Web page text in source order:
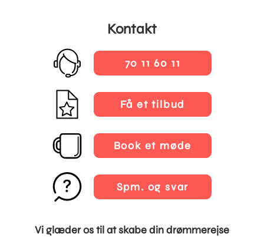
Kontakt
70 11 60 11
Få et tilbud
Book et møde
Spm. og svar
Vi glæder os til at skabe din drømmerejse